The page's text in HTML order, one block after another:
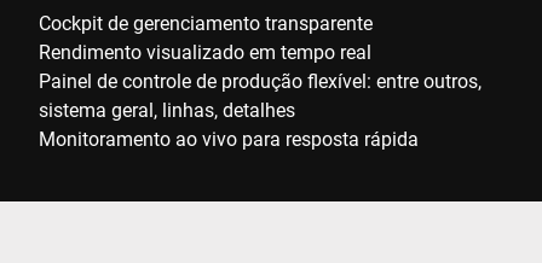
Cockpit de gerenciamento transparente
Rendimento visualizado em tempo real
Painel de controle de produção flexível: entre outros,
sistema geral, linhas, detalhes
Monitoramento ao vivo para resposta rápida